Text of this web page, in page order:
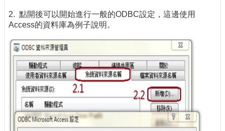
專
欄
2. 點開後可以開始進行一般的ODBC設定，這邊使用
Access的資料庫為例子說明。